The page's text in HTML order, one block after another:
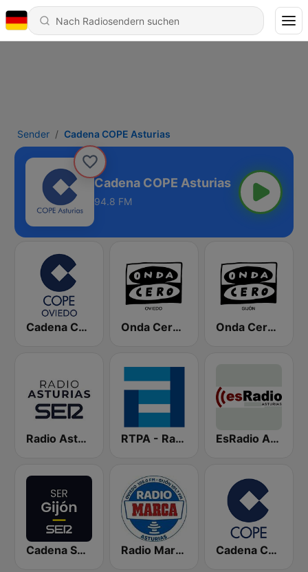
Sender Cadena COPE Asturias
Cadena COPE Asturias
94.8 FM
Cadena COPE Oviedo Onda Cero Oviedo Onda Cero Gijón
Radio Asturias SER RTPA - RadioTelevisión del Principado de Asturias EsRadio Asturias
Cadena SER Gijón Radio Marca Asturias Cadena COPE